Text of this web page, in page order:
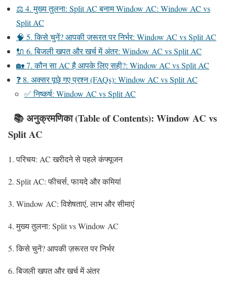
⚖️ 4. मुख्य तुलना: Split AC बनाम Window AC: Window AC vs
Split AC
🧠 5. किसे चुनें? आपकी ज़रूरत पर निर्भर: Window AC vs Split AC
🔌 6. बिजली खपत और खर्च में अंतर: Window AC vs Split AC
🏡 7. कौन सा AC है आपके लिए सही?: Window AC vs Split AC
❓ 8. अक्सर पूछे गए प्रश्न (FAQs): Window AC vs Split AC
✅ निष्कर्ष: Window AC vs Split AC
📚अनुक्रमणिका (Table of Contents): Window AC vs
Split AC
परिचय: AC खरीदने से पहले कंफ्यूजन
Split AC: फीचर्स, फायदे और कमियां
Window AC: विशेषताएं, लाभ और सीमाएं
मुख्य तुलना: Split vs Window AC
किसे चुनें? आपकी ज़रूरत पर निर्भर
बिजली खपत और खर्च में अंतर